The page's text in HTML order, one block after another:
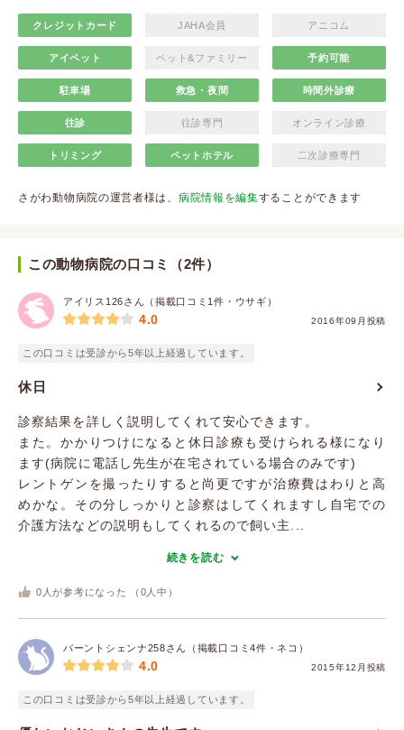
クレジットカード JAHA会員 アニコム
アイペット ペット&ファミリー 予約可能
駐車場 救急・夜間 時間外診療
往診 往診専門 オンライン診療
トリミング ペットホテル 二次診療専門
さがわ動物病院の運営者様は、 病院情報を編集することができます
この動物病院の口コミ（2件）
アイリス126さん（掲載口コミ1件・ウサギ）
2016年09月投稿
4.0
この口コミは受診から5年以上経過しています。
休日
診察結果を詳しく説明してくれて安心できます。
また。かかりつけになると休日診療も受けられる様になり
ます(病院に電話し先生が在宅されている場合のみです)
レントゲンを撮ったりすると尚更ですが治療費はわりと高
めかな。その分しっかりと診察はしてくれますし自宅での
介護方法などの説明もしてくれるので飼い主...
続きを読む
0 人が参考になった （ 0 人中）
バーントシェンナ258さん（掲載口コミ4件・ネコ）
2015年12月投稿
4.0
この口コミは受診から5年以上経過しています。